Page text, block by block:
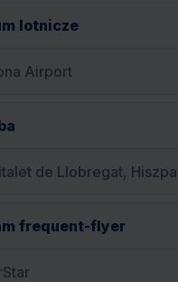
lotnicze
Airport
de Llobregat,
frequent-flyer